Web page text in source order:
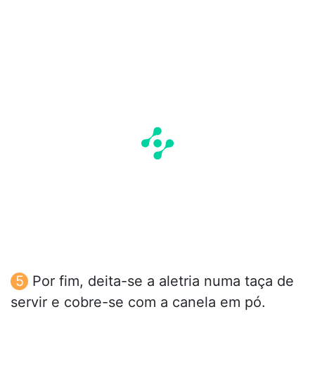
Por fim, deita-se a aletria numa taça de
servir e cobre-se com a canela em pó.